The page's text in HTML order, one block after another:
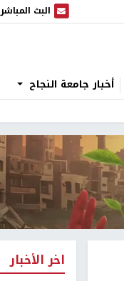
البث المباشر
البث المباشر
أخبار جامعة النجاح
اخر الأخبار